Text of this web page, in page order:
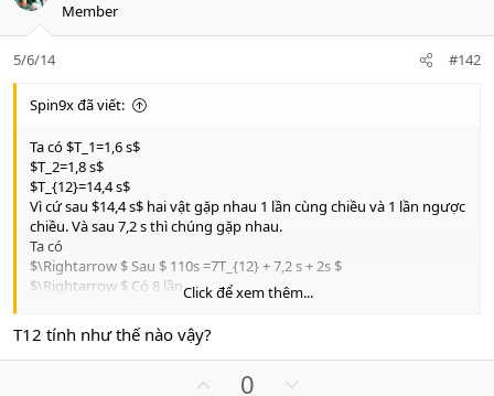
e o
Member
5/6/14 #142
Spin9x đã viết:
Ta có $T_1=1,6 s$
$T_2=1,8 s$
$T_{12}=14,4 s$
Vì cứ sau $14,4 s$ hai vật gặp nhau 1 lần cùng chiều và 1 lần ngược
chiều. Và sau 7,2 s thì chúng gặp nhau.
Ta có
$\Rightarrow $ Sau $ 110s =7T_{12} + 7,2 s + 2s $
$\Rightarrow $ Có 8 lần
ChọnA
Click để xem thêm...
T12 tính như thế nào vậy?
0